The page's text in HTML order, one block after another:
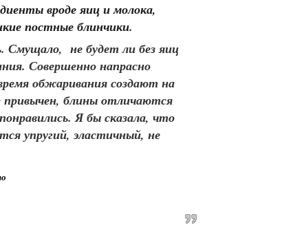
вроде яиц и молока,
постные блинчики.
Смущало, не будет ли без яиц
Совершенно напрасно
обжаривания создают на
привычен, блины отличаются
Я бы сказала, что
упругий, эластичный, не